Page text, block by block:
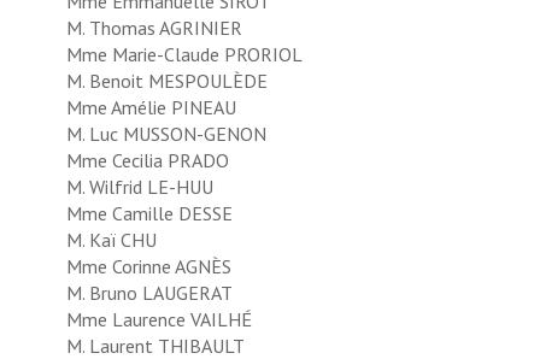
M. Thomas AGRINIER
Mme Marie-Claude PRORIOL
M. Benoit MESPOULÈDE
Mme Amélie PINEAU
M. Luc MUSSON-GENON
Mme Cecilia PRADO
M. Wilfrid LE-HUU
Mme Camille DESSE
M. Kaï CHU
Mme Corinne AGNÈS
M. Bruno LAUGERAT
Mme Laurence VAILHÉ
M. Laurent THIBAULT